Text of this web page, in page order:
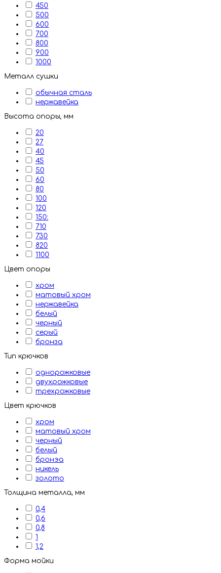
450
500
600
700
800
900
1000
Металл сушки
обычная сталь
нержавейка
Высота опоры, мм
20
27
40
45
50
60
80
100
120
150:
710
730
820
1100
Цвет опоры
хром
матовый хром
нержавейка
белый
черный
серый
бронза
Тип крючков
однорожковые
двухрожковые
трехрожковые
Цвет крючков
хром
матовый хром
черный
белый
бронэа
никель
золото
Толщина металла, мм
0,4
0,6
0,8
1
1,2
Форма мойки